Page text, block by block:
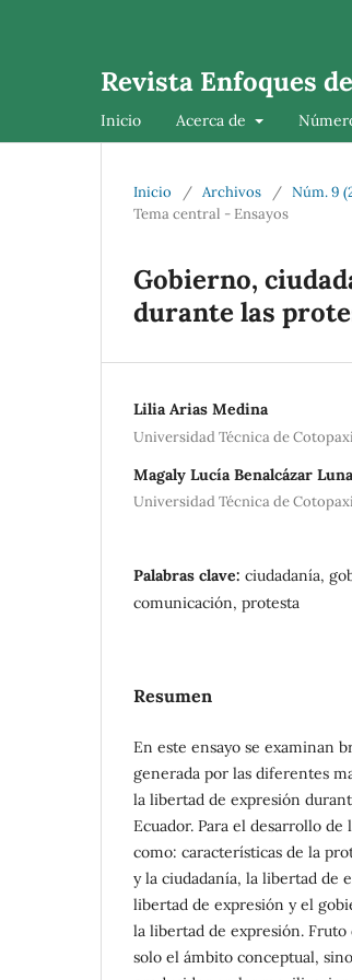
Revista Enfoques
Inicio Acerca de
Inicio / Archivos / Núm. 9
Tema central - Ensayos
Gobierno,
durante las
Lilia Arias Medina
Universidad Técnica de Cotopaxi
Magaly Lucía Benalcázar Luna
Universidad Técnica de Cotopaxi
Palabras clave: ciudadanía,
comunicación, protesta
Resumen
En este ensayo se examinan
generada por las diferentes
la libertad de expresión
Ecuador. Para el desarrollo
como: características de la
y la ciudadanía, la libertad de
libertad de expresión y el
la libertad de expresión.
solo el ámbito conceptual,